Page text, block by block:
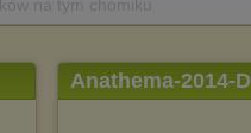
Anathema-2014-